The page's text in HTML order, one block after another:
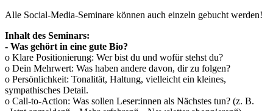
Alle Social-Media-Seminare können auch einzeln gebucht werden!
Inhalt des Seminars:
- Was gehört in eine gute Bio?
o Klare Positionierung: Wer bist du und wofür stehst du?
o Dein Mehrwert: Was haben andere davon, dir zu folgen?
o Persönlichkeit: Tonalität, Haltung, vielleicht ein kleines,
sympathisches Detail.
o Call-to-Action: Was sollen Leser:innen als Nächstes tun? (z. B.